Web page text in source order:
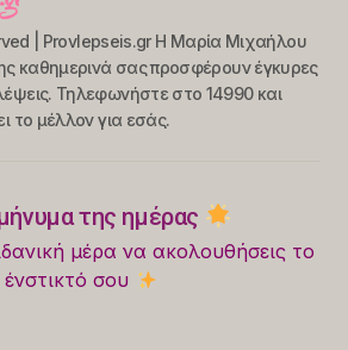
| Provlepseis.gr Η Μαρία Μιχαήλου
καθημερινά σας προσφέρουν έγκυρες
Τηλεφωνήστε στο 14990 και
το μέλλον για εσάς.
της ημέρας
μέρα να ακολουθήσεις το
ένστικτό σου